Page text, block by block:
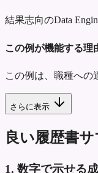
結果志向のData
この例が機能する理
この例は、職種への
さらに表示
良い履歴書
1. 数字で示せる